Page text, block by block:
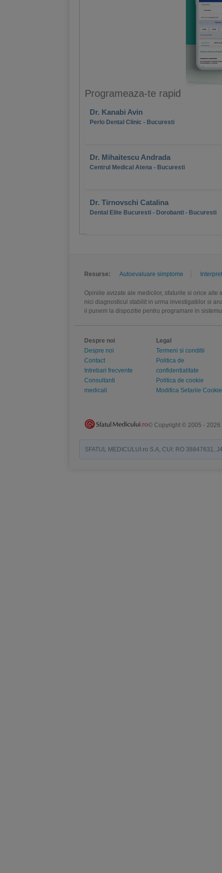
Programeaza-te rapid
Dr. Kanabi Avin
Perlo Dental Clinic - Bucuresti
Dr. Mihaitescu Andrada
Centrul Medical Atena - Bucuresti
Dr. Tirnovschi Catalina
Dental Elite Bucuresti - Dorobanti - Bucuresti
Resurse: Autoevaluare simptome
Opiniile avizate ale medicilor, sfaturile si orice
nici diagnosticul stabilit in urma investigatiilor si
ii punem la dispozitie pentru programare in
Despre noi
Despre noi
Contact
Intrebari frecvente
Consultanti
medicali
Legal
Termeni si conditii
Politica de
confidentialitate
Politica de cookie
Modifica Setarile Cookie
© Copyright © 2005 - 2026
SFATUL MEDICULUI.ro S.A, CUI: RO 38847631,